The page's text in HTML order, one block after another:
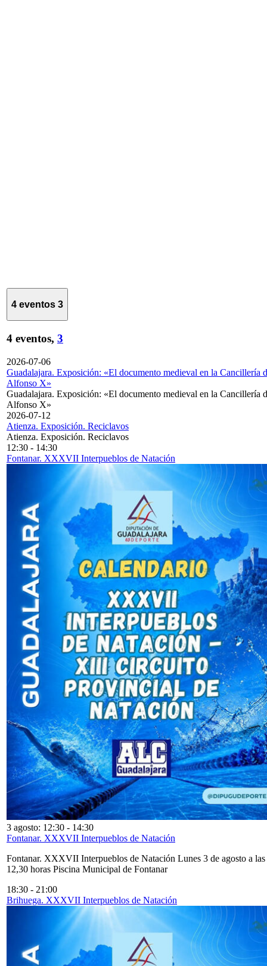
4 eventos 3
4 eventos, 3
2026-07-06
Guadalajara. Exposición: «El documento medieval en la Cancillería
Alfonso X»
Guadalajara. Exposición: «El documento medieval en la Cancillería
Alfonso X»
2026-07-12
Atienza. Exposición. Reciclavos
Atienza. Exposición. Reciclavos
12:30 - 14:30
Fontanar. XXXVII Interpueblos de Natación
3 agosto: 12:30 - 14:30
Fontanar. XXXVII Interpueblos de Natación
Fontanar. XXXVII Interpueblos de Natación Lunes 3 de agosto a las
12,30 horas Piscina Municipal de Fontanar
18:30 - 21:00
Brihuega. XXXVII Interpueblos de Natación